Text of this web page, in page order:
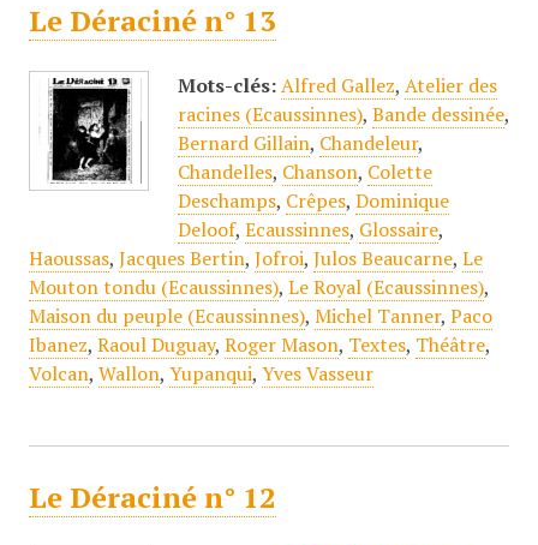
Le Déraciné n° 13
Mots-clés: Alfred Gallez, Atelier des
racines (Ecaussinnes), Bande dessinée,
Bernard Gillain, Chandeleur,
Chandelles, Chanson, Colette
Deschamps, Crêpes, Dominique
Deloof, Ecaussinnes, Glossaire,
Haoussas, Jacques Bertin, Jofroi, Julos Beaucarne, Le
Mouton tondu (Ecaussinnes), Le Royal (Ecaussinnes),
Maison du peuple (Ecaussinnes), Michel Tanner, Paco
Ibanez, Raoul Duguay, Roger Mason, Textes, Théâtre,
Volcan, Wallon, Yupanqui, Yves Vasseur
Le Déraciné n° 12